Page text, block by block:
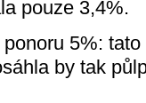
pouze 3,4%.
5%:
by tak